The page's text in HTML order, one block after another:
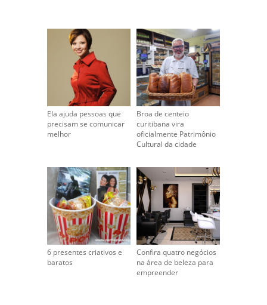
Ela ajuda pessoas que
precisam se comunicar
melhor
Broa de centeio
curitibana vira
oficialmente Patrimônio
Cultural da cidade
6 presentes criativos e
baratos
Confira quatro negócios
na área de beleza para
empreender